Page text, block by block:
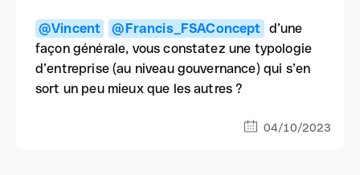
@Vincent @Francis_FSAConcept d’une
façon générale, vous constatez une typologie
d’entreprise (au niveau gouvernance) qui s’en
sort un peu mieux que les autres ?
04/10/2023